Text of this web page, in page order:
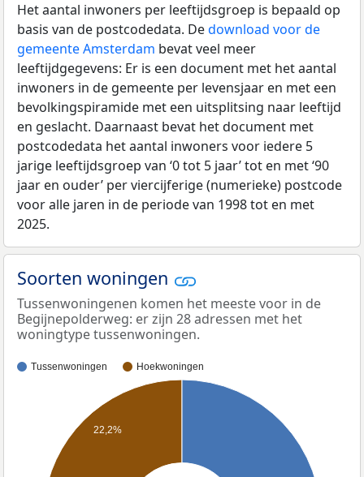
Het aantal inwoners per leeftijdsgroep is bepaald op
basis van de postcodedata. Dedownload voor de
gemeente Amsterdam bevat veel meer
leeftijdgegevens: Er is een document met het aantal
inwoners in de gemeente per levensjaar en met een
bevolkingspiramide met een uitsplitsing naar leeftijd
en geslacht. Daarnaast bevat het document met
postcodedata het aantal inwoners voor iedere 5
jarige leeftijdsgroep van ‘0 tot 5 jaar’ tot en met ‘90
jaar en ouder’ per viercijferige (numerieke) postcode
voor alle jaren in de periode van 1998 tot en met
2025.
Soorten woningen
Tussenwoningenen komen het meeste voor in de
Begijnepolderweg: er zijn 28 adressen met het
woningtype tussenwoningen.
Tussenwoningen Hoekwoningen
22,2%